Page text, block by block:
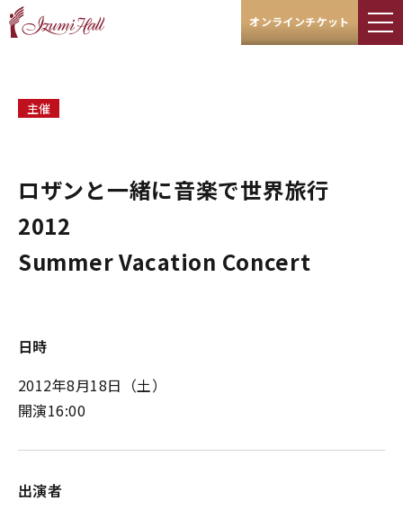
オンラインチケット
主催
ロザンと一緒に音楽で世界旅行
2012
Summer Vacation Concert
日時
2012年8月18日（土）
開演16:00
出演者